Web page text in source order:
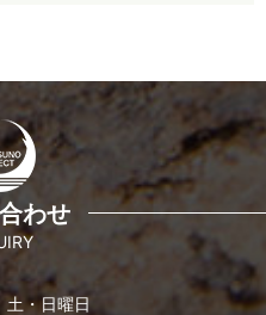
わせ
・日曜日